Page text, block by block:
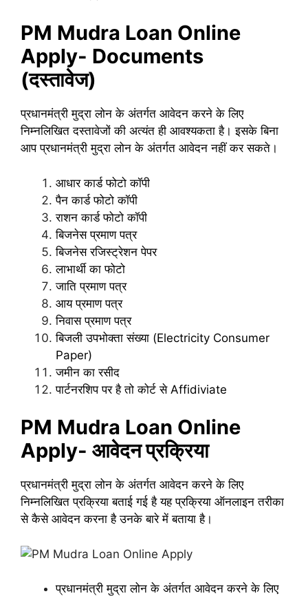
PM Mudra Loan Online
Apply- Documents
(दस्तावेज)
प्रधानमंत्री मुद्रा लोन के अंतर्गत आवेदन करने के लिए
निम्नलिखित दस्तावेजों की अत्यंत ही आवश्यकता है। इसके बिना
आप प्रधानमंत्री मुद्रा लोन के अंतर्गत आवेदन नहीं कर सकते।
आधार कार्ड फोटो कॉपी
पैन कार्ड फोटो कॉपी
राशन कार्ड फोटो कॉपी
बिजनेस प्रमाण पत्र
बिजनेस रजिस्ट्रेशन पेपर
लाभार्थी का फोटो
जाति प्रमाण पत्र
आय प्रमाण पत्र
निवास प्रमाण पत्र
बिजली उपभोक्ता संख्या (Electricity Consumer
Paper)
जमीन का रसीद
पार्टनरशिप पर है तो कोर्ट से Affidiviate
PM Mudra Loan Online
Apply- आवेदन प्रक्रिया
प्रधानमंत्री मुद्रा लोन के अंतर्गत आवेदन करने के लिए
निम्नलिखित प्रक्रिया बताई गई है यह प्रक्रिया ऑनलाइन तरीका
से कैसे आवेदन करना है उनके बारे में बताया है।
प्रधानमंत्री मुद्रा लोन के अंतर्गत आवेदन करने के लिए